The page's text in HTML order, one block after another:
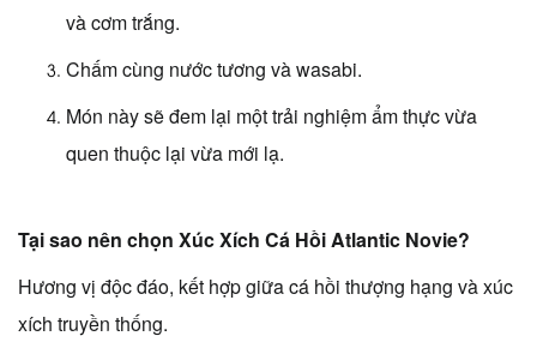
và cơm trắng.
Chấm cùng nước tương và wasabi.
Món này sẽ đem lại một trải nghiệm ẩm thực vừa
quen thuộc lại vừa mới lạ.
Tại sao nên chọn Xúc Xích Cá Hồi Atlantic Novie?
Hương vị độc đáo, kết hợp giữa cá hồi thượng hạng và xúc
xích truyền thống.